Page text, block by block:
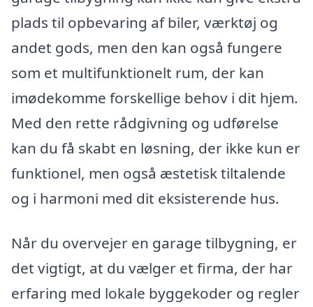
plads til opbevaring af biler, værktøj og
andet gods, men den kan også fungere
som et multifunktionelt rum, der kan
imødekomme forskellige behov i dit hjem.
Med den rette rådgivning og udførelse
kan du få skabt en løsning, der ikke kun er
funktionel, men også æstetisk tiltalende
og i harmoni med dit eksisterende hus.
Når du overvejer en garage tilbygning, er
det vigtigt, at du vælger et firma, der har
erfaring med lokale byggekoder og regler